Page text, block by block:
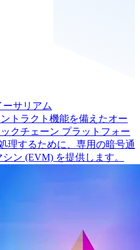
サリアム
トラクト機能を備えたオー
クチェーン プラットフォー
理するために、専用の暗号通
ン (EVM) を提供します。